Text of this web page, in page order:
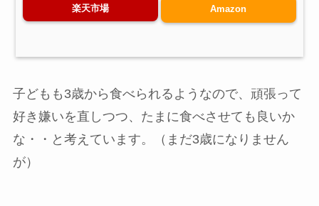
楽天市場 Amazon
子どもも3歳から食べられるようなので、頑張って
好き嫌いを直しつつ、たまに食べさせても良いか
な・・と考えています。（まだ3歳になりません
が）